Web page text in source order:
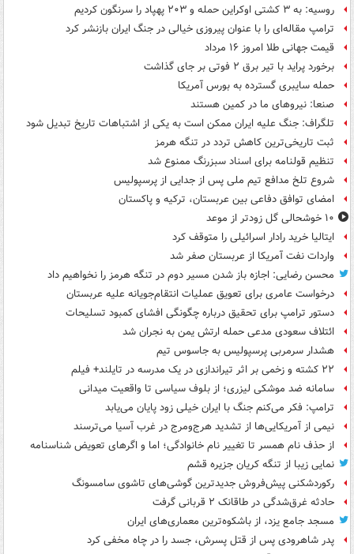
روسیه: به ۳ کشتی اوکراین حمله و ۲۰۳ پهپاد را سرنگون کردیم
ترامپ مقاله‌ای را با عنوان پیروزی خیالی در جنگ ایران بازنشر کرد
قیمت جهانی طلا امروز ۱۶ مرداد
برخورد پراید با تیر برق ۲ فوتی بر جای گذاشت
حمله سایبری گسترده به بورس آمریکا
صنعا: نیروهای ما در کمین‌ هستند
تلگراف: جنگ علیه ایران ممکن است به یکی از اشتباهات تاریخ تبدیل شود
ثبت تاریخی‌ترین کاهش تردد در تنگه هرمز
تنظیم قولنامه برای اسناد سبزرنگ ممنوع شد
شروع تلخ مدافع تیم ملی پس از جدایی از پرسپولیس
امضای توافق دفاعی بین عربستان، ترکیه و پاکستان
۱۰ خوشحالی گل زودتر از موعد
ایتالیا خرید رادار اسرائیلی را متوقف کرد
واردات نفت آمریکا از عربستان صفر شد
محسن رضایی: اجازه باز شدن مسیر دوم در تنگه هرمز را نخواهیم داد
درخواست عامری برای تعویق عملیات انتقام‌جویانه علیه عربستان
دستور ترامپ برای تحقیق درباره چگونگی افشای کمبود تسلیحات
ائتلاف سعودی مدعی حمله ارتش یمن به نجران شد
هشدار سرمربی پرسپولیس به جاسوس تیم
۲۲ کشته و زخمی بر اثر تیراندازی در یک مدرسه در تایلند+ فیلم
سامانه ضد موشکی لیزری؛ از بلوف سیاسی تا واقعیت میدانی
ترامپ: فکر می‌کنم جنگ با ایران خیلی زود پایان می‌یابد
نیمی از آمریکایی‌ها از تشدید هرج‌ومرج در غرب آسیا می‌ترسند
از حذف نام همسر تا تغییر نام خانوادگی؛ اما و اگرهای تعویض شناسنامه
نمایی زیبا از تنگه کریان جزیره قشم
رکوردشکنی پیش‌فروش جدیدترین گوشی‌های تاشوی سامسونگ
حادثه غرق‌شدگی در طاقانک ۲ قربانی گرفت
مسجد جامع یزد، از باشکوه‌ترین معماری‌های ایران
پدر شاهرودی پس از قتل پسرش، جسد را در چاه مخفی کرد